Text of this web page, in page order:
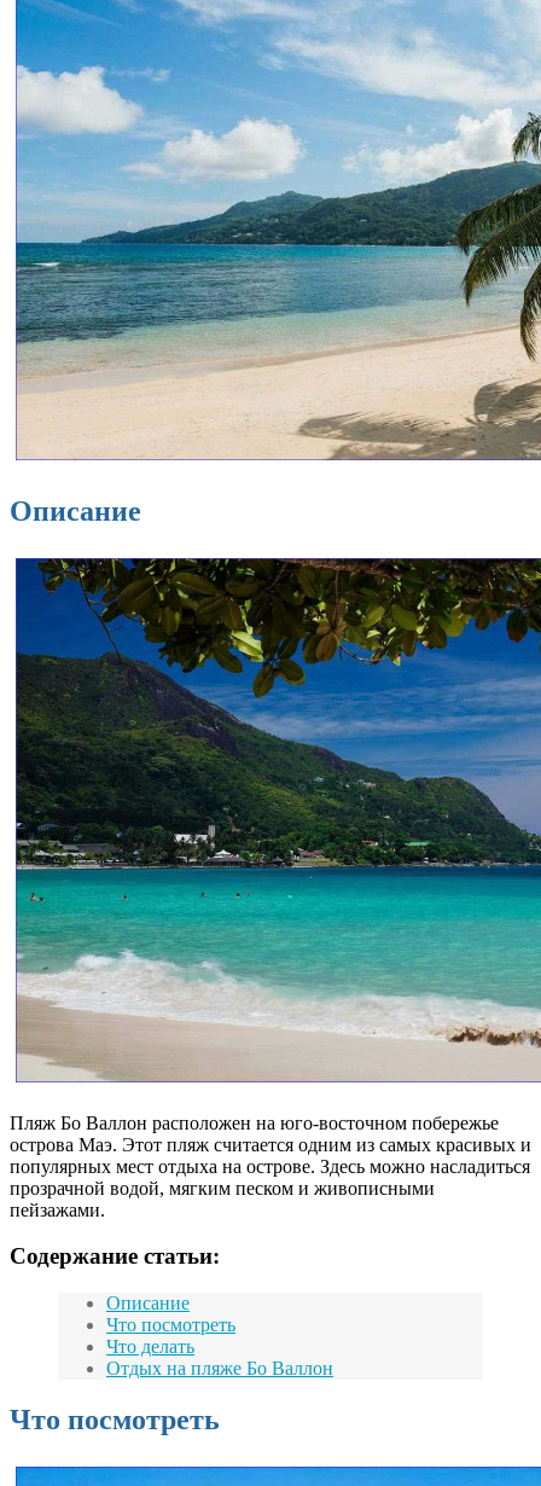
Описание
Пляж Бо Валлон расположен на юго-восточном побережье
острова Маэ. Этот пляж считается одним из самых красивых и
популярных мест отдыха на острове. Здесь можно насладиться
прозрачной водой, мягким песком и живописными
пейзажами.
Содержание статьи:
Описание
Что посмотреть
Что делать
Отдых на пляже Бо Валлон
Что посмотреть